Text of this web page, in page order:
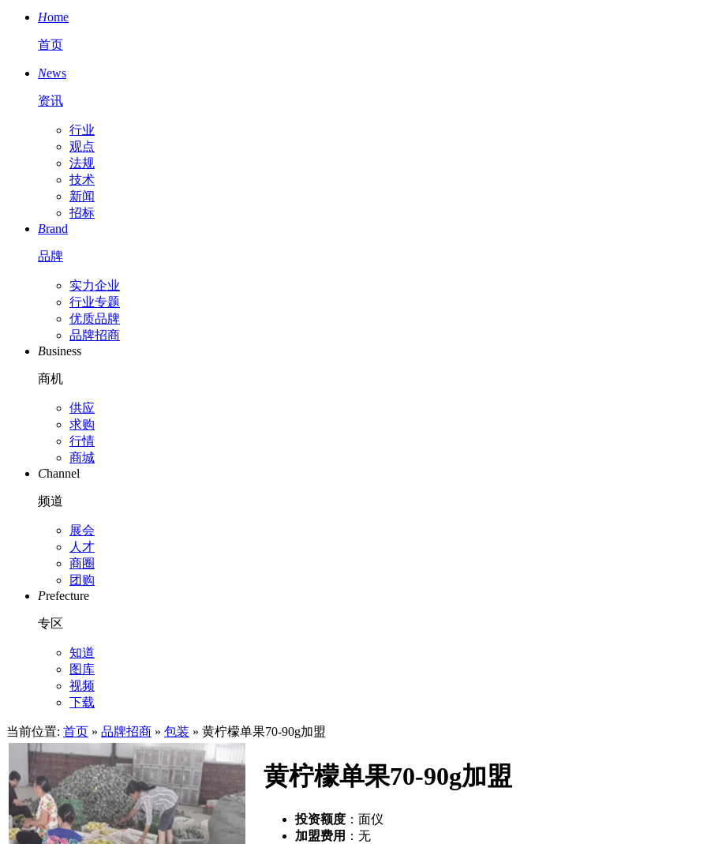
Home
首页
News
资讯
行业
观点
法规
技术
新闻
招标
Brand
品牌
实力企业
行业专题
优质品牌
品牌招商
Business
商机
供应
求购
行情
商城
Channel
频道
展会
人才
商圈
团购
Prefecture
专区
知道
图库
视频
下载
当前位置: 首页 » 品牌招商 » 包装 » 黄柠檬单果70-90g加盟
黄柠檬单果70-90g加盟
投资额度 ：面仪
加盟费用 ：无